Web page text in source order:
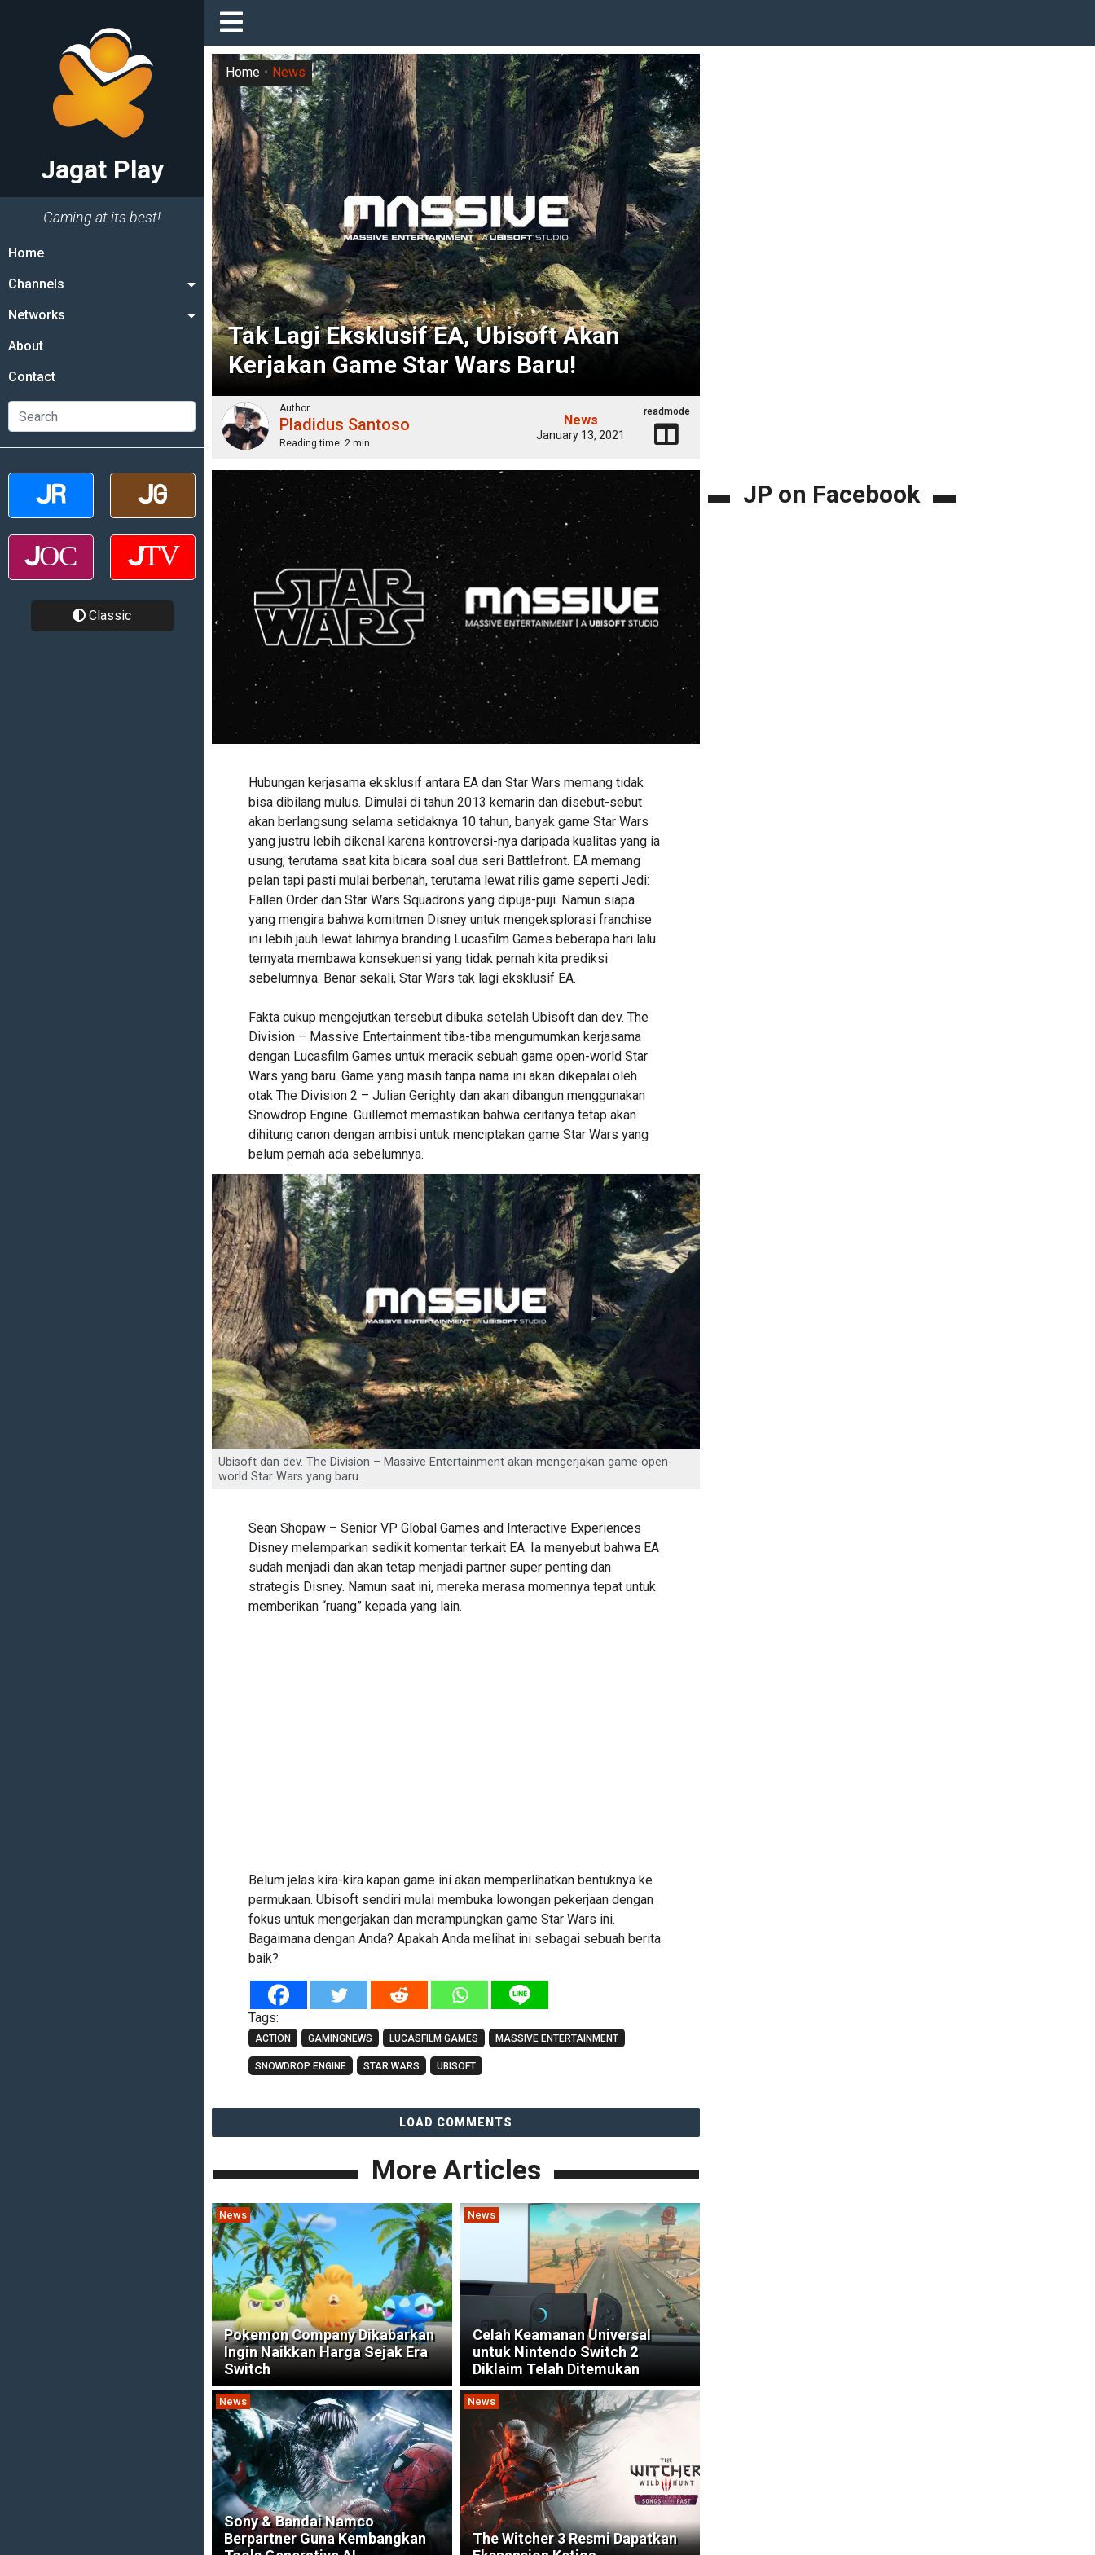
Jagat Play
Gaming at its best!
Home
Channels
Networks
About
Contact
Classic
Tak Lagi Eksklusif EA, Ubisoft Akan
Kerjakan Game Star Wars Baru!
Home News
Author
Pladidus Santoso
Reading time: 2 min
News
January 13, 2021
readmode
Hubungan kerjasama eksklusif antara EA dan Star Wars memang tidak
bisa dibilang mulus. Dimulai di tahun 2013 kemarin dan disebut-sebut
akan berlangsung selama setidaknya 10 tahun, banyak game Star Wars
yang justru lebih dikenal karena kontroversi-nya daripada kualitas yang ia
usung, terutama saat kita bicara soal dua seri Battlefront. EA memang
pelan tapi pasti mulai berbenah, terutama lewat rilis game seperti Jedi:
Fallen Order dan Star Wars Squadrons yang dipuja-puji. Namun siapa
yang mengira bahwa komitmen Disney untuk mengeksplorasi franchise
ini lebih jauh lewat lahirnya branding Lucasfilm Games beberapa hari lalu
ternyata membawa konsekuensi yang tidak pernah kita prediksi
sebelumnya. Benar sekali, Star Wars tak lagi eksklusif EA.
Fakta cukup mengejutkan tersebut dibuka setelah Ubisoft dan dev. The
Division – Massive Entertainment tiba-tiba mengumumkan kerjasama
dengan Lucasfilm Games untuk meracik sebuah game open-world Star
Wars yang baru. Game yang masih tanpa nama ini akan dikepalai oleh
otak The Division 2 – Julian Gerighty dan akan dibangun menggunakan
Snowdrop Engine. Guillemot memastikan bahwa ceritanya tetap akan
dihitung canon dengan ambisi untuk menciptakan game Star Wars yang
belum pernah ada sebelumnya.
Ubisoft dan dev. The Division – Massive Entertainment akan mengerjakan game open-
world Star Wars yang baru.
Sean Shopaw – Senior VP Global Games and Interactive Experiences
Disney melemparkan sedikit komentar terkait EA. Ia menyebut bahwa EA
sudah menjadi dan akan tetap menjadi partner super penting dan
strategis Disney. Namun saat ini, mereka merasa momennya tepat untuk
memberikan “ruang” kepada yang lain.
Belum jelas kira-kira kapan game ini akan memperlihatkan bentuknya ke
permukaan. Ubisoft sendiri mulai membuka lowongan pekerjaan dengan
fokus untuk mengerjakan dan merampungkan game Star Wars ini.
Bagaimana dengan Anda? Apakah Anda melihat ini sebagai sebuah berita
baik?
Tags:
ACTION GAMINGNEWS LUCASFILM GAMES MASSIVE ENTERTAINMENT
SNOWDROP ENGINE STAR WARS UBISOFT
LOAD COMMENTS
More Articles
News
Pokemon Company Dikabarkan
Ingin Naikkan Harga Sejak Era
Switch
News
Celah Keamanan Universal
untuk Nintendo Switch 2
Diklaim Telah Ditemukan
News
Sony & Bandai Namco
Berpartner Guna Kembangkan
News
The Witcher 3 Resmi Dapatkan
JP on Facebook